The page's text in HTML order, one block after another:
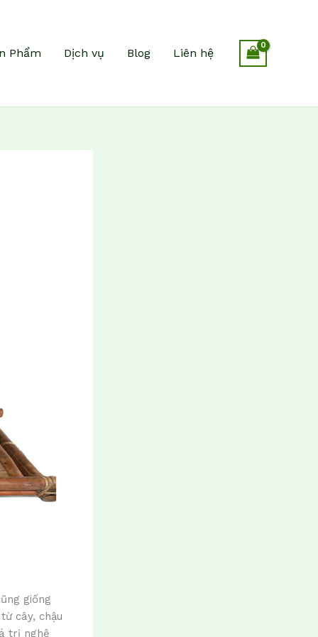
Phẩm Dịch vụ Blog Liên hệ
giống
cây, chậu
trị nghệ